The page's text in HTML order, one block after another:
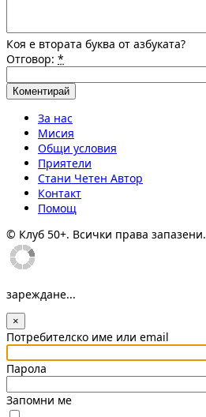
Коя е втората буква от азбуката?
Отговор: *
За нас
Мисия
Общи условия
Приятели
Стани Четен Автор
Контакт
Помощ
© Клуб 50+. Всички права запазени.
зареждане...
×
Потребителско име или email
Парола
Запомни ме